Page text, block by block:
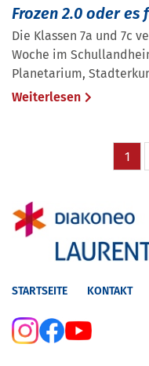
Frozen 2.0 oder
Die Klassen 7a und 7c
Woche im
Planetarium,
Weiterlesen
1
STARTSEITE KONTAKT